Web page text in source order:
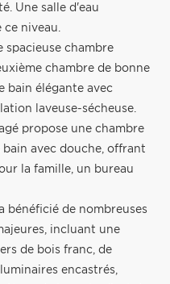
Une salle d'eau
ce niveau.
spacieuse chambre
chambre de bonne
bain élégante avec
laveuse-sécheuse.
propose une chambre
avec douche, offrant
la famille, un bureau
bénéficié de nombreuses
incluant une
de bois franc, de
encastrés,